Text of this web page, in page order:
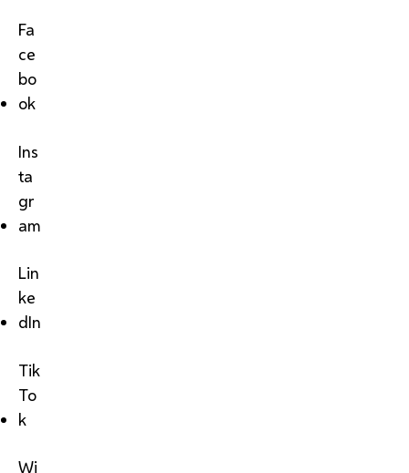
Fa
ce
bo
ok
Ins
ta
gr
am
Lin
ke
dIn
Tik
To
k
Wi